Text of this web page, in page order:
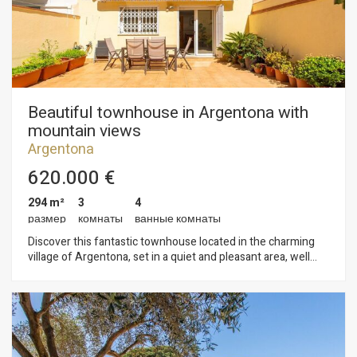
parquet flooring, natural gas heating, fully renovated, warm
and welcoming interiors filled with natural light. Ready to
move in. A practical and versatile home designed to be
enjoyed from day one. Contact us for further information or
to arrange a viewing.
Beautiful townhouse in Argentona with
mountain views
Argentona
620.000 €
294 m²
размер
3
комнаты
4
ванные комнаты
Discover this fantastic townhouse located in the charming
village of Argentona, set in a quiet and pleasant area, well
offering well-defined and functional spaces throughout. It
stands out for its abundant natural light and excellent layout,
designed for comfortable everyday living. The home features
three generous double bedrooms, one of them en suite,